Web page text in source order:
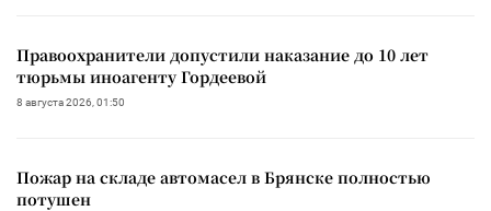
Правоохранители допустили наказание до 10 лет
тюрьмы иноагенту Гордеевой
8 августа 2026, 01:50
Пожар на складе автомасел в Брянске полностью
потушен